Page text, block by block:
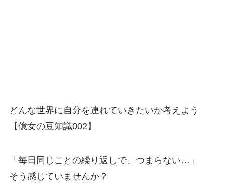
どんな世界に自分を連れていきたいか考えよう
【億女の豆知識002】
「毎日同じことの繰り返しで、つまらない…」
そう感じていませんか？